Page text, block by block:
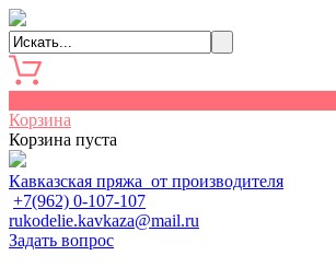
Корзина
Корзина пуста
Кавказская пряжа от производителя
+7(962) 0-107-107
rukodelie.kavkaza@mail.ru
Задать вопрос